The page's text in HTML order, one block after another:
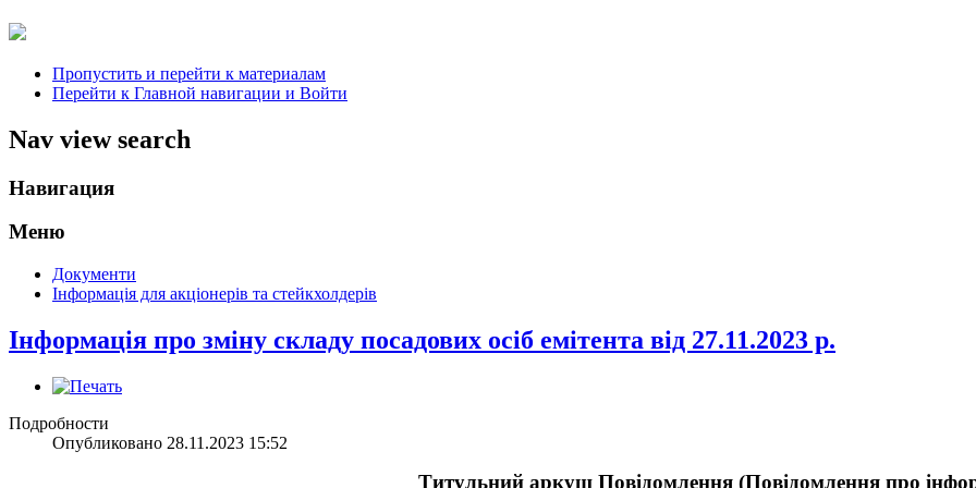
Пропустить и перейти к материалам
Перейти к Главной навигации и Войти
Nav view search
Навигация
Меню
Документи
Інформація для акціонерів та стейкхолдерів
Інформація про зміну складу посадових осіб емітента від 27.11.2023 р.
Подробности
Опубликовано 28.11.2023 15:52
Титульний аркуш Повідомлення (Повідомлення про